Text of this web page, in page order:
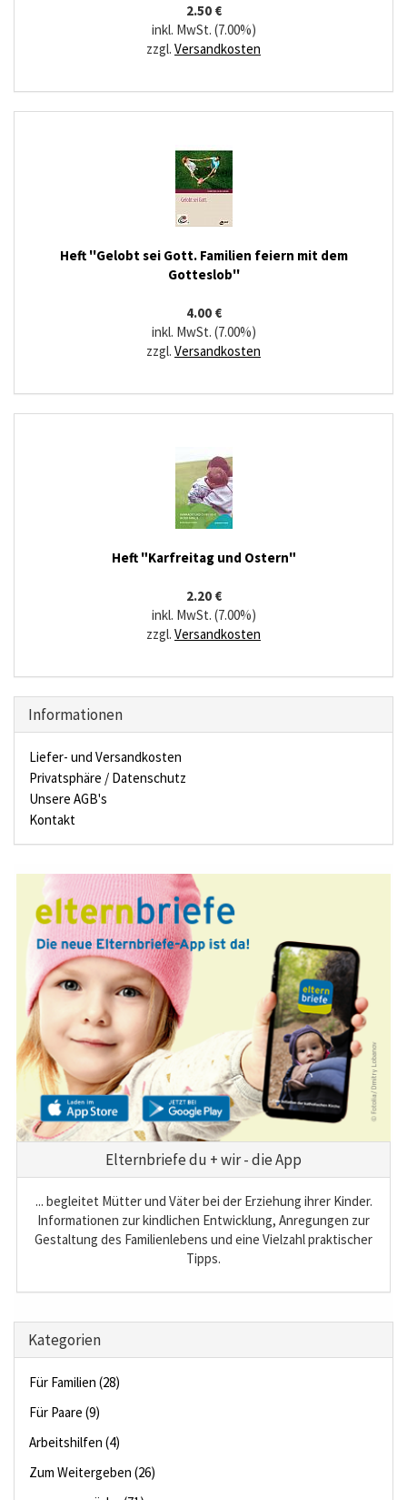
2.50 €
inkl. MwSt. (7.00%)
zzgl. Versandkosten
Heft ''Gelobt sei Gott. Familien feiern mit dem
Gotteslob''
4.00 €
inkl. MwSt. (7.00%)
zzgl. Versandkosten
Heft "Karfreitag und Ostern"
2.20 €
inkl. MwSt. (7.00%)
zzgl. Versandkosten
Informationen
Liefer- und Versandkosten
Privatsphäre / Datenschutz
Unsere AGB's
Kontakt
Elternbriefe du + wir - die App
... begleitet Mütter und Väter bei der Erziehung ihrer Kinder.
Informationen zur kindlichen Entwicklung, Anregungen zur
Gestaltung des Familienlebens und eine Vielzahl praktischer
Tipps.
Kategorien
Für Familien (28)
Für Paare (9)
Arbeitshilfen (4)
Zum Weitergeben (26)